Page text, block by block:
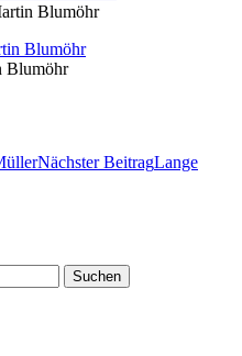
Blumöhr
Blumöhr
Nächster BeitragLange